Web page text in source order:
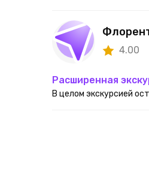
4.00
Расширенная
В целом экскурсией